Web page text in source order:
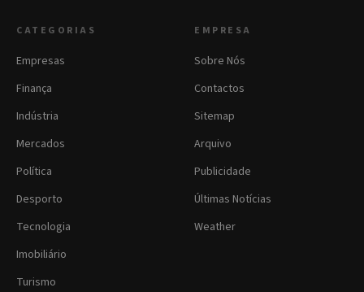
CATEGORIAS
Empresas
Finança
Indústria
Mercados
Política
Desporto
Tecnologia
Imobiliário
Turismo
EMPRESA
Sobre Nós
Contactos
Sitemap
Arquivo
Publicidade
Últimas Notícias
Weather